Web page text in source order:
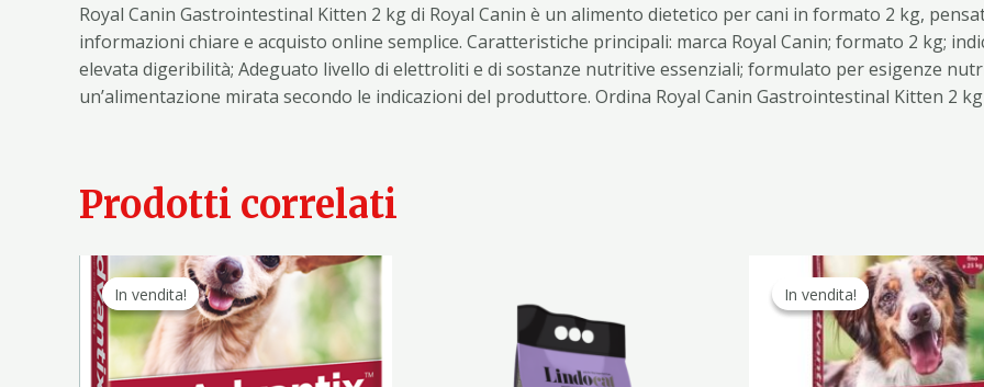
Royal Canin Gastrointestinal Kitten 2 kg di Royal Canin è un alimento dietetico per cani in formato 2 kg,
informazioni chiare e acquisto online semplice. Caratteristiche principali: marca Royal Canin; formato 2 kg;
elevata digeribilità; Adeguato livello di elettroliti e di sostanze nutritive essenziali; formulato per esigenze
un’alimentazione mirata secondo le indicazioni del produttore. Ordina Royal Canin Gastrointestinal Kitten 2
Prodotti correlati
In vendita!
In vendita!
Il
prezzo
originale
era:
56,70 €.
Il
prezzo
attuale
In vendita!
In vendita!
Il
prezzo
originale
era:
49,20 €.
Il
è: